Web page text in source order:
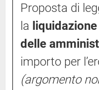
Proposta di
la
delle
importo per
(argomento